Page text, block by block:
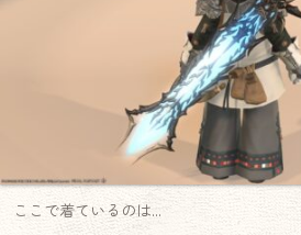
ここで着ているのは…